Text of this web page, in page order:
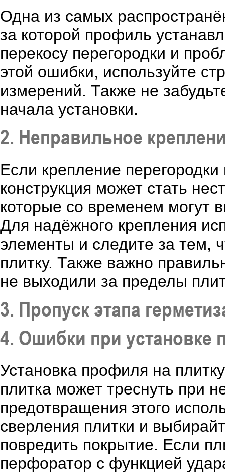
Одна из самых
за которой профиль
перекосу перегородки и
этой ошибки, используйте
измерений. Также не
начала установки.
2. Неправильное
Если крепление
конструкция может стать
которые со временем могут
Для надёжного крепления
элементы и следите за тем,
плитку. Также важно
не выходили за пределы
3. Пропуск этапа
4. Ошибки при установке
Установка профиля на
плитка может треснуть при
предотвращения этого
сверления плитки и
повредить покрытие. Если
перфоратор с функцией